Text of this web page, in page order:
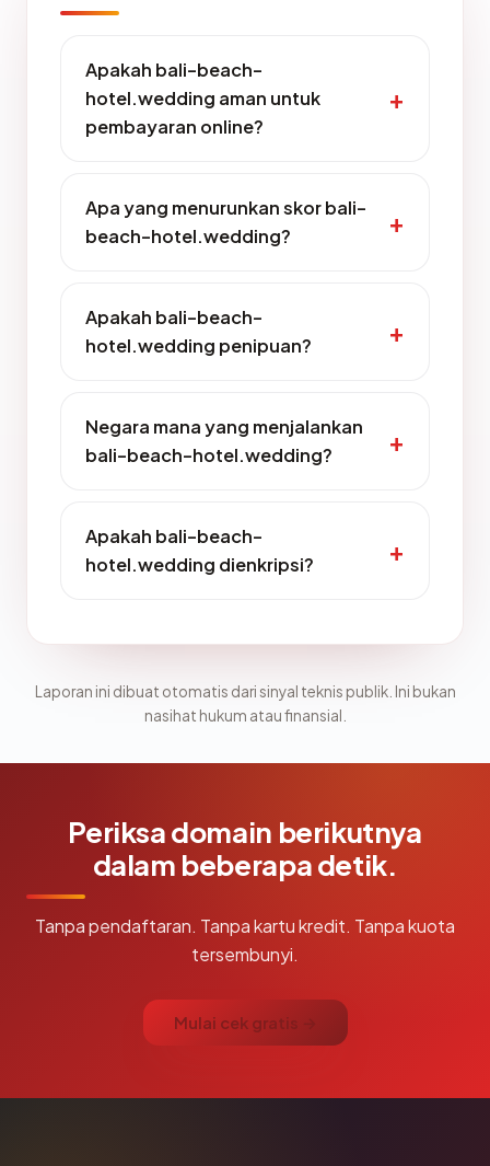
Apakah bali-beach-
hotel.wedding aman untuk
pembayaran online?
Apa yang menurunkan skor bali-
beach-hotel.wedding?
Apakah bali-beach-
hotel.wedding penipuan?
Negara mana yang menjalankan
bali-beach-hotel.wedding?
Apakah bali-beach-
hotel.wedding dienkripsi?
Laporan ini dibuat otomatis dari sinyal teknis publik. Ini bukan
nasihat hukum atau finansial.
Periksa domain berikutnya
dalam beberapa detik.
Tanpa pendaftaran. Tanpa kartu kredit. Tanpa kuota
tersembunyi.
Mulai cek gratis →